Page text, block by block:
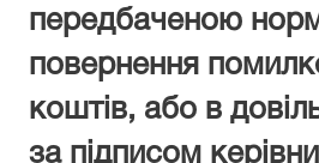
передбаченою
повернення
коштів, або в
за підписом